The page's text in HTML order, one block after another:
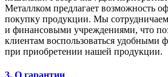
Металлком предлагает возможность
покупку продукции. Мы
и финансовыми учреждениями, что
клиентам воспользоваться удобными
при приобретении нашей продукции.